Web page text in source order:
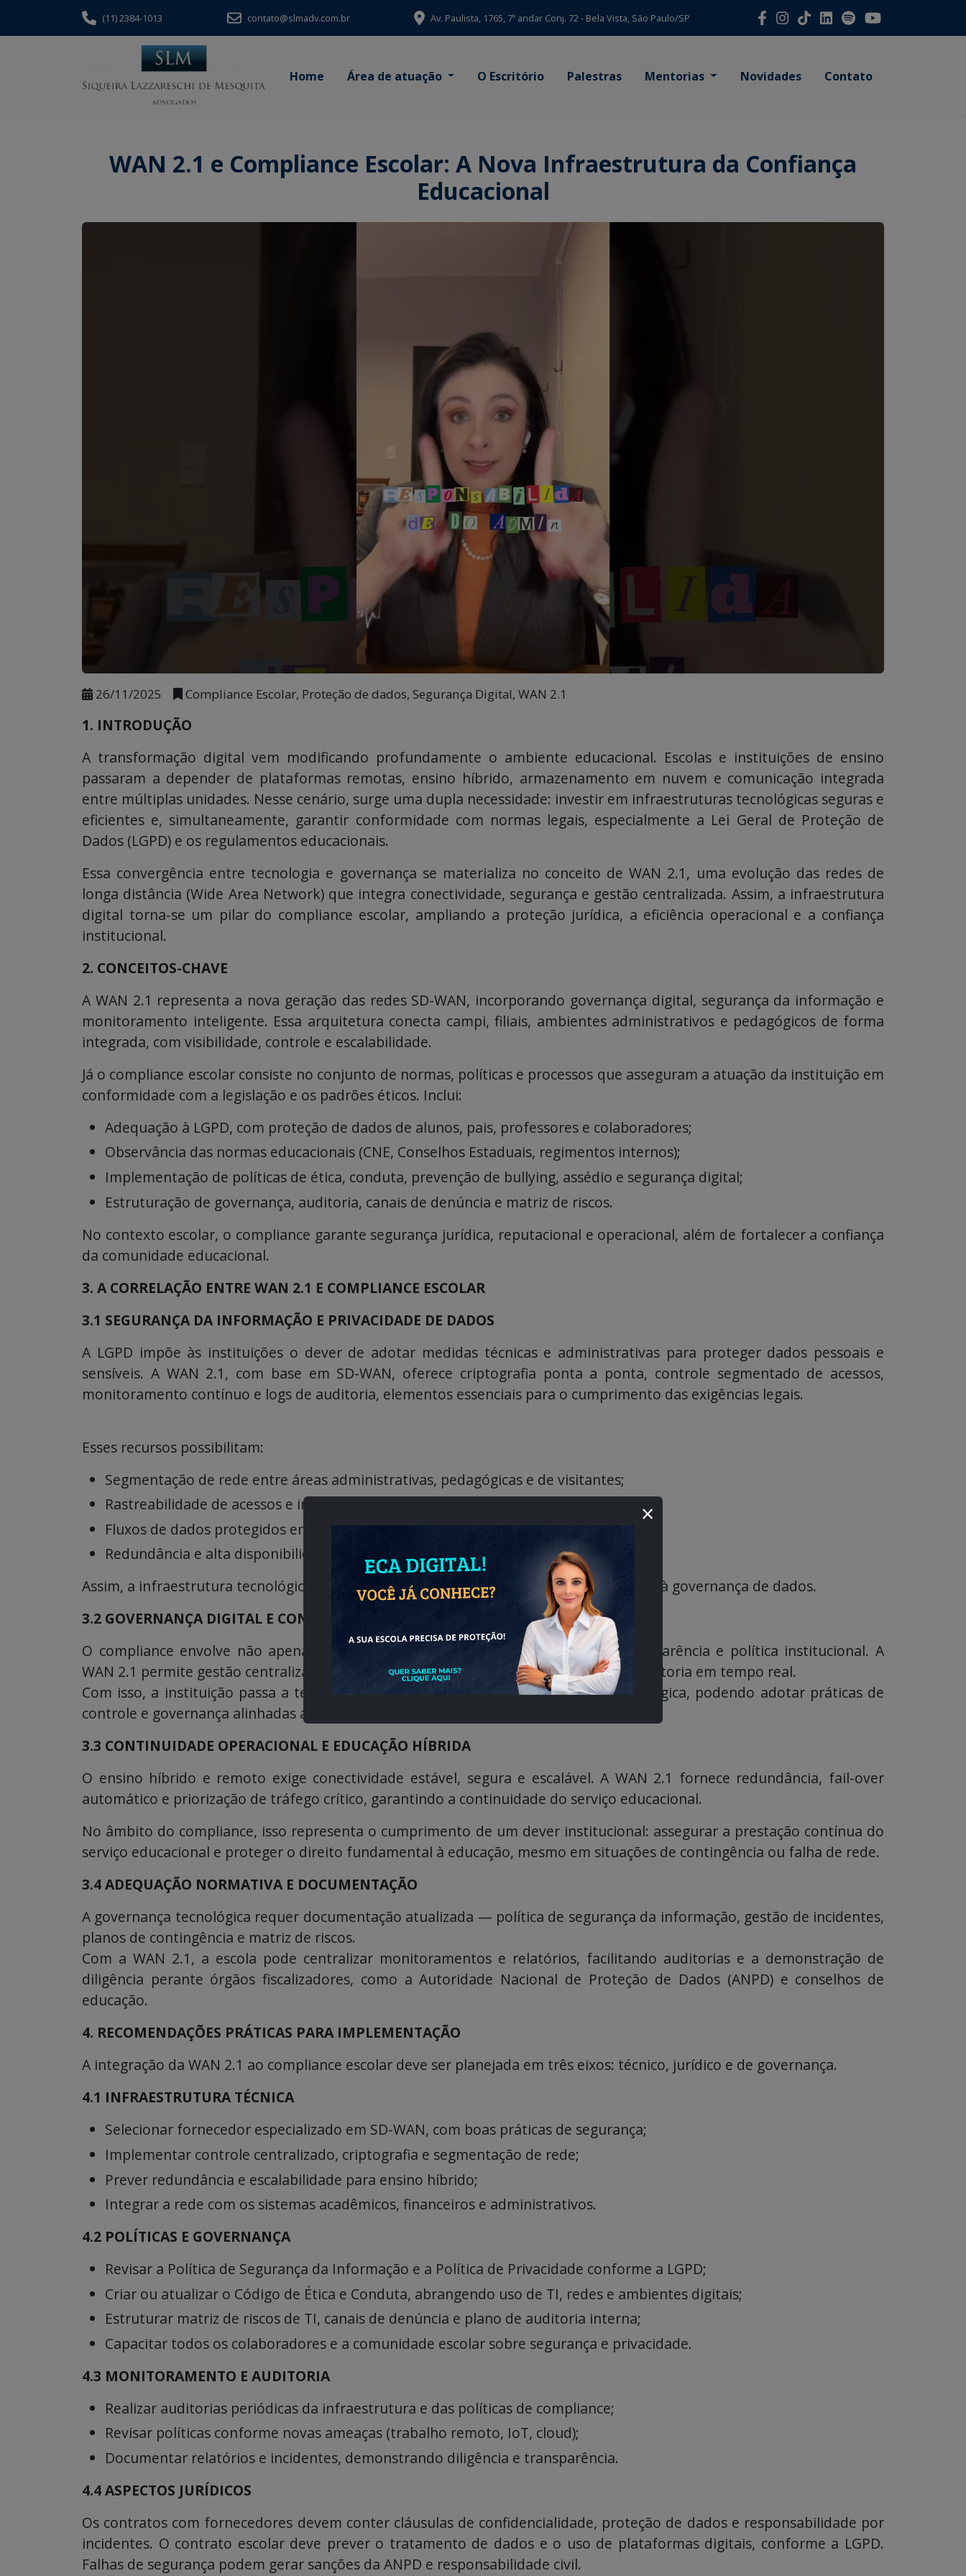
(11) 2384-1013 contato@slmadv.com.br Av. Paulista, 1765, 7º andar Conj. 72 - Bela Vista, São Paulo/SP
Home Área de atuação O Escritório Palestras Mentorias Novidades Contato
WAN 2.1 e Compliance Escolar: A Nova Infraestrutura da Confiança
Educacional
26/11/2025 Compliance Escolar, Proteção de dados, Segurança Digital, WAN 2.1
1. INTRODUÇÃO
A transformação digital vem modificando profundamente o ambiente educacional. Escolas e instituições de ensino
passaram a depender de plataformas remotas, ensino híbrido, armazenamento em nuvem e comunicação integrada
entre múltiplas unidades. Nesse cenário, surge uma dupla necessidade: investir em infraestruturas tecnológicas seguras e
eficientes e, simultaneamente, garantir conformidade com normas legais, especialmente a Lei Geral de Proteção de
Dados (LGPD) e os regulamentos educacionais.
Essa convergência entre tecnologia e governança se materializa no conceito de WAN 2.1, uma evolução das redes de
longa distância (Wide Area Network) que integra conectividade, segurança e gestão centralizada. Assim, a infraestrutura
digital torna-se um pilar do compliance escolar, ampliando a proteção jurídica, a eficiência operacional e a confiança
institucional.
2. CONCEITOS-CHAVE
A WAN 2.1 representa a nova geração das redes SD-WAN, incorporando governança digital, segurança da informação e
monitoramento inteligente. Essa arquitetura conecta campi, filiais, ambientes administrativos e pedagógicos de forma
integrada, com visibilidade, controle e escalabilidade.
Já o compliance escolar consiste no conjunto de normas, políticas e processos que asseguram a atuação da instituição em
conformidade com a legislação e os padrões éticos. Inclui:
Adequação à LGPD, com proteção de dados de alunos, pais, professores e colaboradores;
Observância das normas educacionais (CNE, Conselhos Estaduais, regimentos internos);
Implementação de políticas de ética, conduta, prevenção de bullying, assédio e segurança digital;
Estruturação de governança, auditoria, canais de denúncia e matriz de riscos.
No contexto escolar, o compliance garante segurança jurídica, reputacional e operacional, além de fortalecer a confiança
da comunidade educacional.
3. A CORRELAÇÃO ENTRE WAN 2.1 E COMPLIANCE ESCOLAR
3.1 SEGURANÇA DA INFORMAÇÃO E PRIVACIDADE DE DADOS
A LGPD impõe às instituições o dever de adotar medidas técnicas e administrativas para proteger dados pessoais e
sensíveis. A WAN 2.1, com base em SD-WAN, oferece criptografia ponta a ponta, controle segmentado de acessos,
monitoramento contínuo e logs de auditoria, elementos essenciais para o cumprimento das exigências legais.
Esses recursos possibilitam:
Segmentação de rede entre áreas administrativas, pedagógicas e de visitantes;
Rastreabilidade de acessos e incidentes;
Fluxos de dados protegidos entre unidades, nuvem e dispositivos remotos;
Redundância e alta disponibilidade.
Assim, a infraestrutura tecnológica torna-se suporte direto à proteção da privacidade e à governança de dados.
3.2 GOVERNANÇA DIGITAL E CONTROLES INTERNOS
O compliance envolve não apenas tecnologia, mas também responsabilidade, transparência e política institucional. A
WAN 2.1 permite gestão centralizada da rede, políticas uniformes entre unidades e auditoria em tempo real.
Com isso, a instituição passa a ter uma visão integrada de sua infraestrutura tecnológica, podendo adotar práticas de
controle e governança alinhadas ao seu comitê de TI e ao programa de compliance.
3.3 CONTINUIDADE OPERACIONAL E EDUCAÇÃO HÍBRIDA
O ensino híbrido e remoto exige conectividade estável, segura e escalável. A WAN 2.1 fornece redundância, fail-over
automático e priorização de tráfego crítico, garantindo a continuidade do serviço educacional.
No âmbito do compliance, isso representa o cumprimento de um dever institucional: assegurar a prestação contínua do
serviço educacional e proteger o direito fundamental à educação, mesmo em situações de contingência ou falha de rede.
3.4 ADEQUAÇÃO NORMATIVA E DOCUMENTAÇÃO
A governança tecnológica requer documentação atualizada — política de segurança da informação, gestão de incidentes,
planos de contingência e matriz de riscos.
Com a WAN 2.1, a escola pode centralizar monitoramentos e relatórios, facilitando auditorias e a demonstração de
diligência perante órgãos fiscalizadores, como a Autoridade Nacional de Proteção de Dados (ANPD) e conselhos de
educação.
4. RECOMENDAÇÕES PRÁTICAS PARA IMPLEMENTAÇÃO
A integração da WAN 2.1 ao compliance escolar deve ser planejada em três eixos: técnico, jurídico e de governança.
4.1 INFRAESTRUTURA TÉCNICA
Selecionar fornecedor especializado em SD-WAN, com boas práticas de segurança;
Implementar controle centralizado, criptografia e segmentação de rede;
Prever redundância e escalabilidade para ensino híbrido;
Integrar a rede com os sistemas acadêmicos, financeiros e administrativos.
4.2 POLÍTICAS E GOVERNANÇA
Revisar a Política de Segurança da Informação e a Política de Privacidade conforme a LGPD;
Criar ou atualizar o Código de Ética e Conduta, abrangendo uso de TI, redes e ambientes digitais;
Estruturar matriz de riscos de TI, canais de denúncia e plano de auditoria interna;
Capacitar todos os colaboradores e a comunidade escolar sobre segurança e privacidade.
4.3 MONITORAMENTO E AUDITORIA
Realizar auditorias periódicas da infraestrutura e das políticas de compliance;
Revisar políticas conforme novas ameaças (trabalho remoto, IoT, cloud);
Documentar relatórios e incidentes, demonstrando diligência e transparência.
4.4 ASPECTOS JURÍDICOS
Os contratos com fornecedores devem conter cláusulas de confidencialidade, proteção de dados e responsabilidade por
incidentes. O contrato escolar deve prever o tratamento de dados e o uso de plataformas digitais, conforme a LGPD.
Falhas de segurança podem gerar sanções da ANPD e responsabilidade civil.
×